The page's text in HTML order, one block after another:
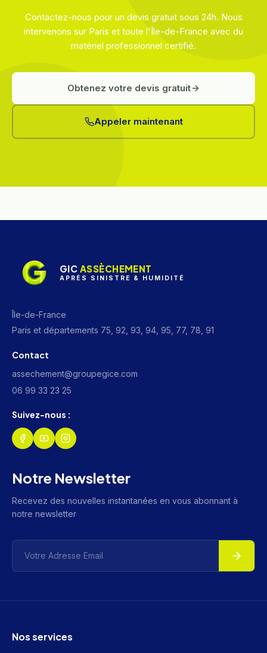
Contactez-nous pour un devis gratuit sous 24h. Nous
intervenons sur Paris et toute l'Île-de-France avec du
matériel professionnel certifié.
Obtenez votre devis gratuit
Appeler maintenant
GIC ASSÈCHEMENT
APRÈS SINISTRE & HUMIDITÉ
Île-de-France
Paris et départements 75, 92, 93, 94, 95, 77, 78, 91
Contact
assechement@groupegice.com
06 99 33 23 25
Suivez-nous :
Notre Newsletter
Recevez des nouvelles instantanées en vous abonnant à
notre newsletter
Nos services